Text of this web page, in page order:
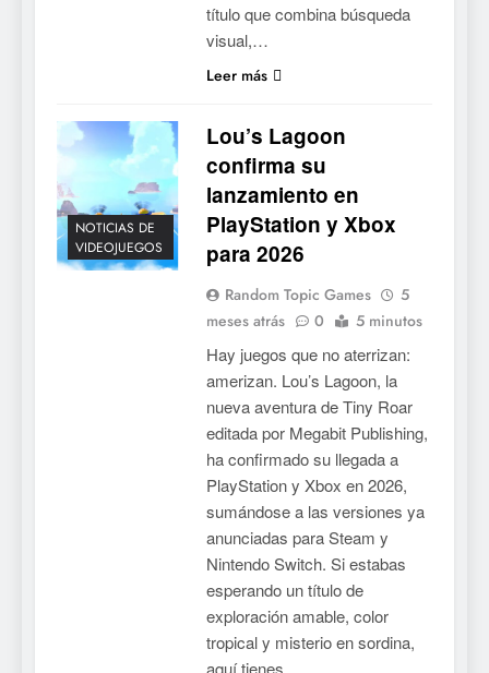
título que combina búsqueda
visual,…
Leer más
NOTICIAS DE
VIDEOJUEGOS
Lou’s Lagoon
confirma su
lanzamiento en
PlayStation y Xbox
para 2026
Random Topic Games
5
meses atrás
0 5 minutos
Hay juegos que no aterrizan:
amerizan. Lou’s Lagoon, la
nueva aventura de Tiny Roar
editada por Megabit Publishing,
ha confirmado su llegada a
PlayStation y Xbox en 2026,
sumándose a las versiones ya
anunciadas para Steam y
Nintendo Switch. Si estabas
esperando un título de
exploración amable, color
tropical y misterio en sordina,
aquí tienes…